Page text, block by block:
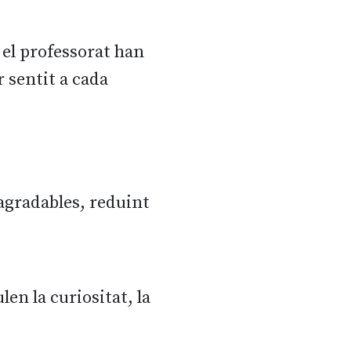
professorat han
sentit a cada
reduint
la curiositat, la